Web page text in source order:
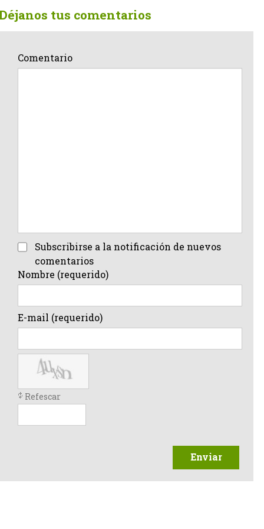
tus comentarios
Comentario
Subscribirse a la notificación de nuevos
comentarios
Nombre (requerido)
E-mail (requerido)
Refescar
Enviar